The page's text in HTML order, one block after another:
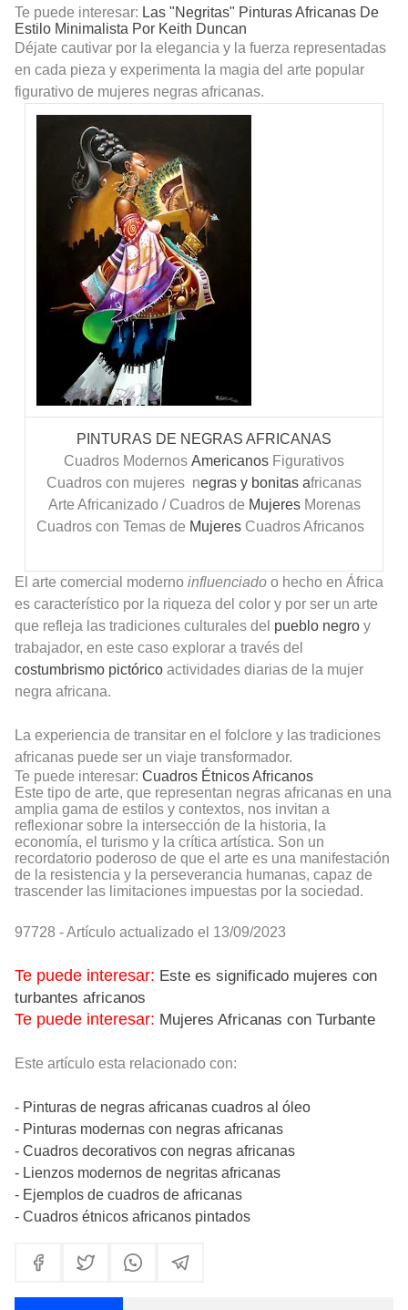
Te puede interesar: Las "Negritas" Pinturas Africanas De
Estilo Minimalista Por Keith Duncan
Déjate cautivar por la elegancia y la fuerza representadas
en cada pieza y experimenta la magia del arte popular
figurativo de mujeres negras africanas.
PINTURAS DE NEGRAS AFRICANAS
Cuadros Modernos Americanos Figurativos
Cuadros con mujeres negras y bonitas africanas
Arte Africanizado / Cuadros de MujeresMorenas
Cuadros con Temas de Mujeres Cuadros Africanos
El arte comercial moderno influenciado o hecho en África
es característico por la riqueza del color y por ser un arte
que refleja las tradiciones culturales del pueblo negro y
trabajador, en este caso explorar a través del
costumbrismo pictórico actividades diarias de la mujer
negra africana.
La experiencia de transitar en el folclore y las tradiciones
africanas puede ser un viaje transformador.
Te puede interesar: Cuadros Étnicos Africanos
Este tipo de arte, que representan negras africanas en una
amplia gama de estilos y contextos, nos invitan a
reflexionar sobre la intersección de la historia, la
economía, el turismo y la crítica artística. Son un
recordatorio poderoso de que el arte es una manifestación
de la resistencia y la perseverancia humanas, capaz de
trascender las limitaciones impuestas por la sociedad.
97728 - Artículo actualizado el 13/09/2023
Te puede interesar: Este es significado mujeres con
turbantes africanos
Te puede interesar: Mujeres Africanas con Turbante
Este artículo esta relacionado con:
- Pinturas de negras africanas cuadros al óleo
- Pinturas modernas con negras africanas
- Cuadros decorativos con negras africanas
- Lienzos modernos de negritas africanas
- Ejemplos de cuadros de africanas
- Cuadros étnicos africanos pintados